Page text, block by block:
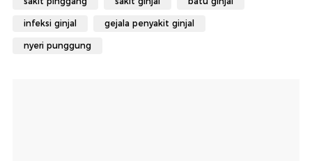
infeksi ginjal gejala penyakit ginjal
nyeri punggung